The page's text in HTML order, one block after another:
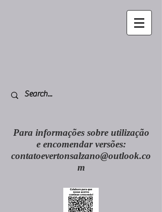
Para informações sobre utilização
e encomendar versões:
contatoevertonsalzano@outlook.co
m